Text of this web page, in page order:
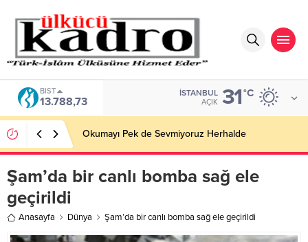
BIST
13.788,73
İSTANBUL
AÇIK 31°C
Okumayı Pek de Sevmiyoruz Herhalde
Şam’da bir canlı bomba sağ ele
geçirildi
Anasayfa Dünya Şam’da bir canlı bomba sağ ele geçirildi